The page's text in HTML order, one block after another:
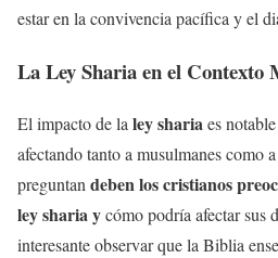
estar en la convivencia pacífica y el
La Ley Sharia en el Contexto
El impacto de laley shariaes
afectando tanto a musulmanes como
preguntandeben los cristianos
ley sharia ycómo podría afectar sus
interesante observar que la Biblia